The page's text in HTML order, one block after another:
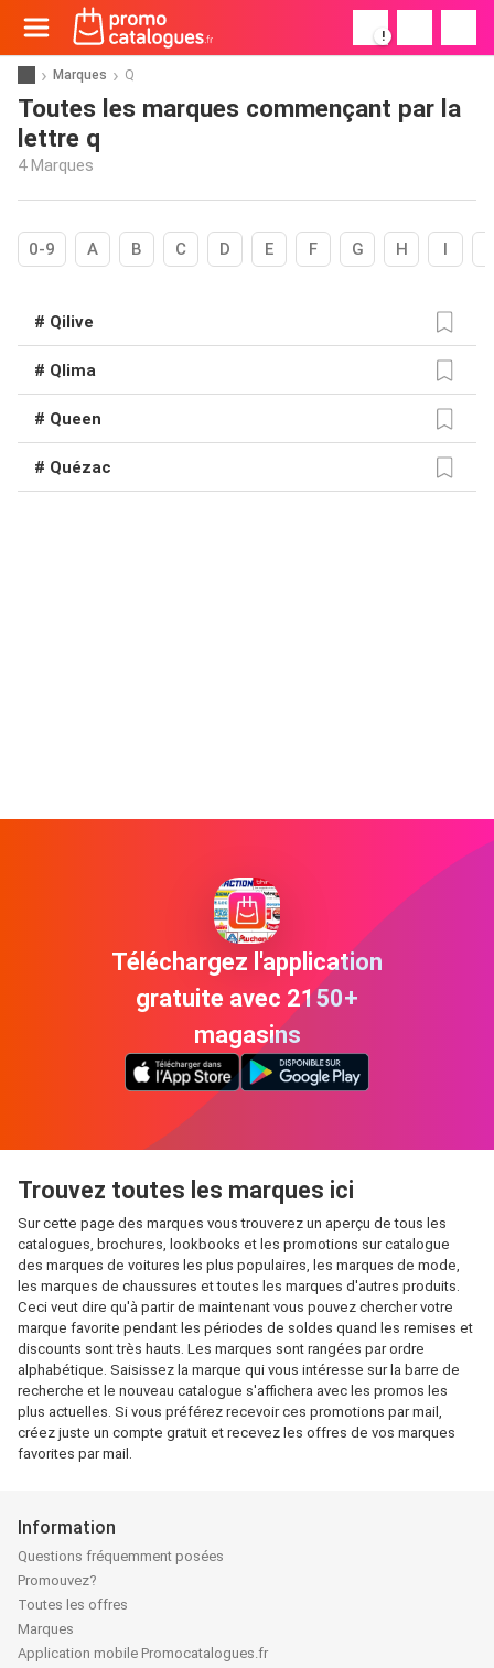
!
Marques Q
Toutes les marques commençant par la
lettre q
4 Marques
0-9 A B C D E F G H I
# Qilive
# Qlima
# Queen
# Quézac
Téléchargez l'application
gratuite avec 2150+
magasins
Trouvez toutes les marques ici
Sur cette page des marques vous trouverez un aperçu de tous les
catalogues, brochures, lookbooks et les promotions sur catalogue
des marques de voitures les plus populaires, les marques de mode,
les marques de chaussures et toutes les marques d'autres produits.
Ceci veut dire qu'à partir de maintenant vous pouvez chercher votre
marque favorite pendant les périodes de soldes quand les remises et
discounts sont très hauts. Les marques sont rangées par ordre
alphabétique. Saisissez la marque qui vous intéresse sur la barre de
recherche et le nouveau catalogue s'affichera avec les promos les
plus actuelles. Si vous préférez recevoir ces promotions par mail,
créez juste un compte gratuit et recevez les offres de vos marques
favorites par mail.
Information
Questions fréquemment posées
Promouvez?
Toutes les offres
Marques
Application mobile Promocatalogues.fr